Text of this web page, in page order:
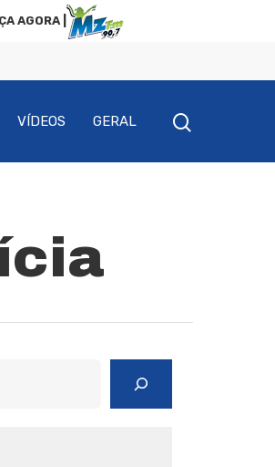
AGORA |
VÍDEOS GERAL